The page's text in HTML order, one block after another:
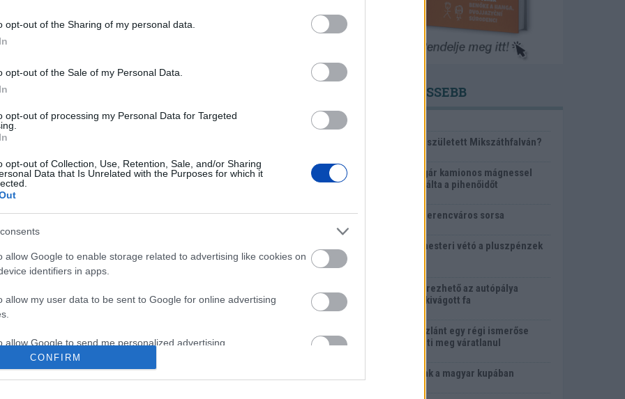
opt-out of the Sharing of my personal data.
opt-out of the Sale of my Personal Data.
opt-out of processing my Personal Data for Targeted
opt-out of Collection, Use, Retention, Sale, and/or Sharing
Data that Is Unrelated with the Purposes for which it
allow Google to enable storage related to advertising like cookies on
identifiers in apps.
allow my user data to be sent to Google for online advertising
allow Google to send me personalized advertising.
CONFIRM
LEGFRISSEBB
KVÍZ: Ki született Mikszáthfalván?
Egy bolgár kamionos mágnessel
manipulálta a pihenőidőt
Eldől a Ferencváros sorsa
Polgármesteri vétó a pluszpénzek
Megszerezhető az autópálya
mellett kivágott fa
Az oroszlánt egy régi ismerőse
keresheti meg váratlanul
Sorsoltak a magyar kupában